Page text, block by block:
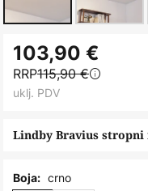
to
the
beginning
the
gallery
Lindby Bravius
103,90 €
RRP115,90 €
uklj. PDV
Boja: crno